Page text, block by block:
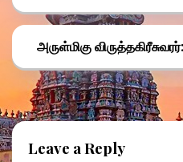
அருள்மிகு விருத்தகிரீசுவரர்:
Leave a Reply